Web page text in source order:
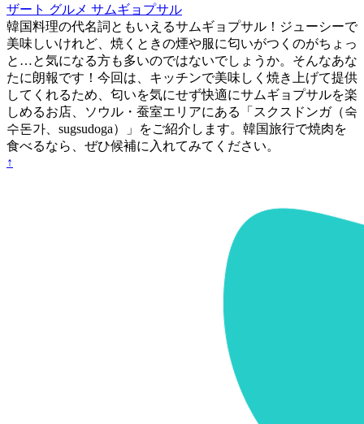
ザート グルメ サムギョプサル
韓国料理の代名詞ともいえるサムギョプサル！ジューシーで
美味しいけれど、焼くときの煙や服に匂いがつくのがちょっ
と…と気になる方も多いのではないでしょうか。そんなあな
たに朗報です！今回は、キッチンで美味しく焼き上げて提供
してくれるため、匂いを気にせず快適にサムギョプサルを楽
しめるお店、ソウル・蚕室エリアにある「スクスドンガ（숙
수돈가、sugsudoga）」をご紹介します。韓国旅行で焼肉を
食べるなら、ぜひ候補に入れてみてください。
↑